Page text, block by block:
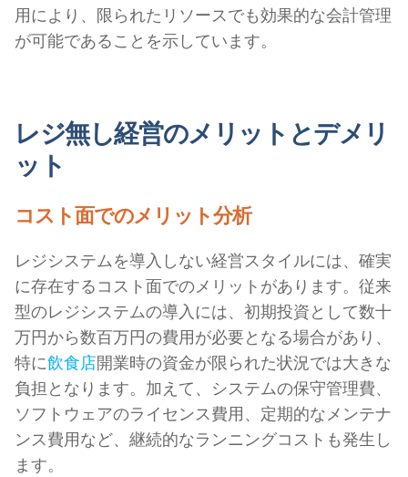
用により、限られたリソースでも効果的な会計管理
が可能であることを示しています。
レジ無し経営のメリットとデメリ
ット
コスト面でのメリット分析
レジシステムを導入しない経営スタイルには、確実
に存在するコスト面でのメリットがあります。従来
型のレジシステムの導入には、初期投資として数十
万円から数百万円の費用が必要となる場合があり、
特に飲食店開業時の資金が限られた状況では大きな
負担となります。加えて、システムの保守管理費、
ソフトウェアのライセンス費用、定期的なメンテナ
ンス費用など、継続的なランニングコストも発生し
ます。